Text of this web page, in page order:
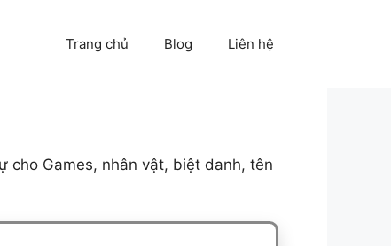
Trang chủ Blog Liên hệ
cho Games, nhân vật, biệt danh, tên